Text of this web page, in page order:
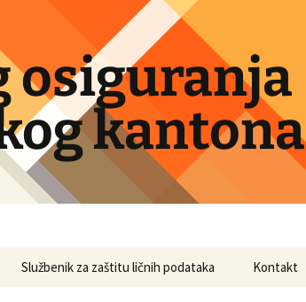
osiguranja
kantona
Službenik za zaštitu ličnih podataka Kontakt